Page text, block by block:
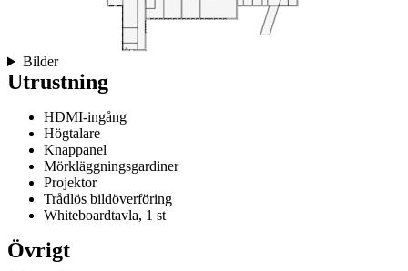
Bilder
Utrustning
HDMI-ingång
Högtalare
Knappanel
Mörkläggningsgardiner
Projektor
Trådlös bildöverföring
Whiteboardtavla, 1 st
Övrigt